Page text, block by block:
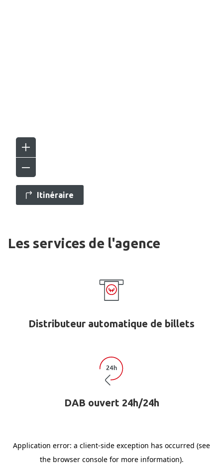
Itinéraire
Les services de l'agence
Distributeur automatique de billets
DAB ouvert 24h/24h